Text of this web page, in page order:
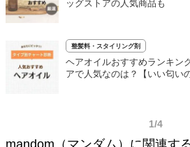
ッグストアの人気商品も
整髪料・スタイリング剤
ヘアオイルおすすめランキン
アで人気なのは？【いい匂い
1/4
mandom（マンダム）に関連す